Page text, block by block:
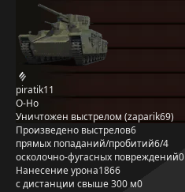
piratik11
O-Ho
Уничтожен выстрелом (zaparik69)
Произведено выстрелов6
прямых попаданий/пробитий6/4
осколочно-фугасных повреждений0
Нанесение урона1866
с дистанции свыше 300 м0